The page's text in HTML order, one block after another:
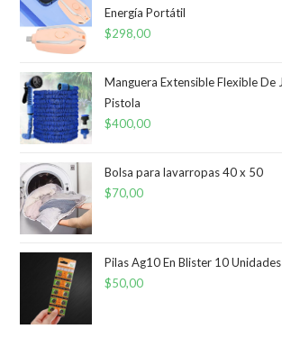
Energía Portátil
$298,00
Manguera Extensible Flexible De
Pistola
$400,00
Bolsa para lavarropas 40 x 50
$70,00
Pilas Ag10 En Blister 10 Unidades
$50,00